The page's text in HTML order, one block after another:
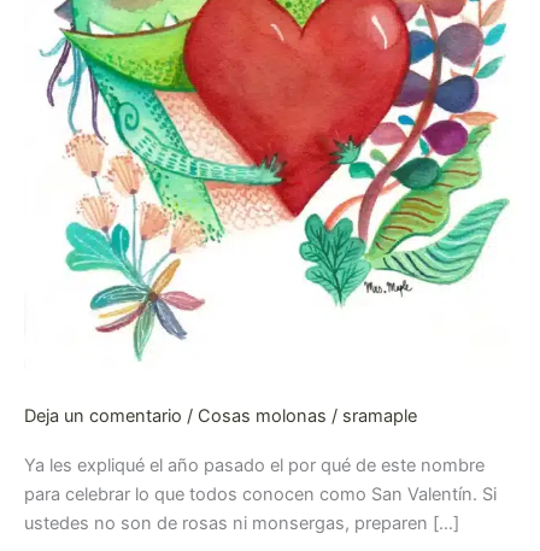
Deja un comentario / Cosas molonas / sramaple
Ya les expliqué el año pasado el por qué de este nombre
para celebrar lo que todos conocen como San Valentín. Si
ustedes no son de rosas ni monsergas, preparen […]